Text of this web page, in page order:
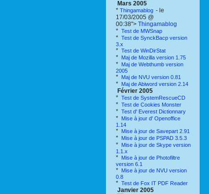
Mars 2005
* Thingamablog - le
17/03/2005 @
00:38"> Thingamablog
* Test de MWSnap
* Test de SynckBacp version
3.x
* Test de WinDirStat
* Maj de Mozilla version 1.75
* Maj de Webthumb version
2005
* Maj de NVU version 0.81
* Maj de Abiword version 2.14
Février 2005
* Test de SystemRescueCD
* Test de Cookies Monster
* Test d' Everest Dictionnary
* Mise à jour d' Openoffice
1.14
* Mise à jour de Savepart 2.91
* Mise à jour de PSPAD 3.5.3
* Mise à jour de Skype version
1.1.x
* Mise à jour de Photofiltre
version 6.1
* Mise à jour de NVU version
0.8
* Test de Fox IT PDF Reader
Janvier 2005